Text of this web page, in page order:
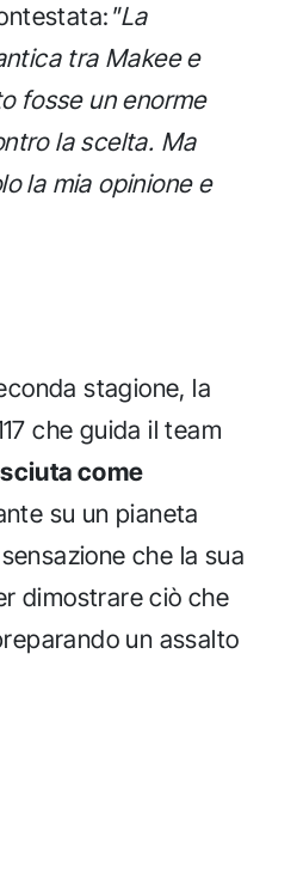
"La
tra Makee e
fosse un enorme
la scelta. Ma
la mia opinione e
stagione, la
che guida il team
come
su un pianeta
che la sua
dimostrare ciò che
un assalto